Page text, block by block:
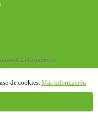
de cookies. Más información
LeKommerce